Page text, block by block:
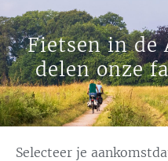
Fietsen in de
delen onze
Selecteer je